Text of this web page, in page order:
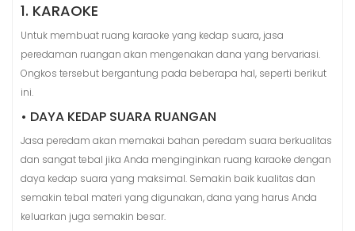
1. KARAOKE
Untuk membuat ruang karaoke yang kedap suara, jasa
peredaman ruangan akan mengenakan dana yang bervariasi.
Ongkos tersebut bergantung pada beberapa hal, seperti berikut
ini.
• DAYA KEDAP SUARA RUANGAN
Jasa peredam akan memakai bahan peredam suara berkualitas
dan sangat tebal jika Anda menginginkan ruang karaoke dengan
daya kedap suara yang maksimal. Semakin baik kualitas dan
semakin tebal materi yang digunakan, dana yang harus Anda
keluarkan juga semakin besar.